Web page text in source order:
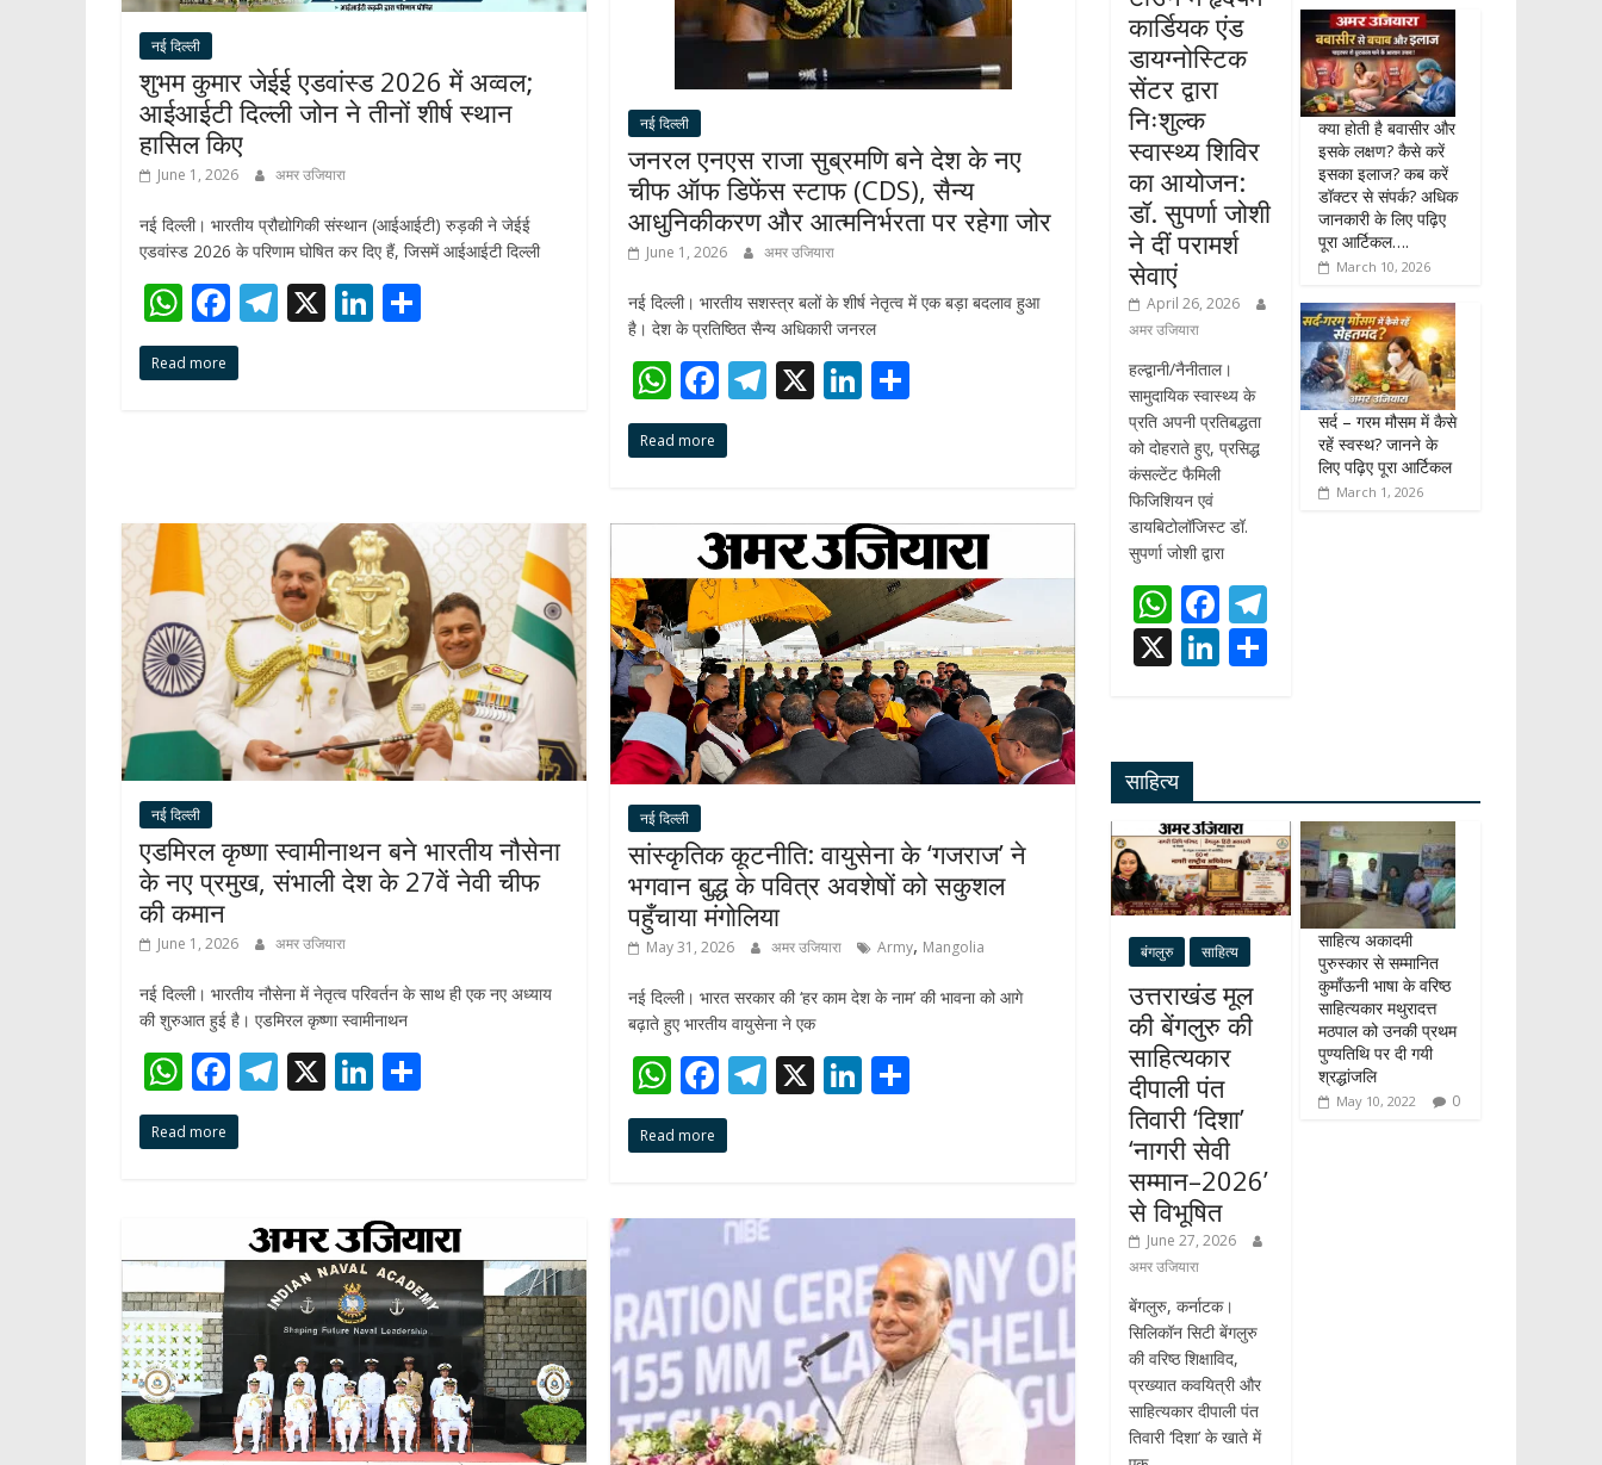
नई दिल्ली
शुभम कुमार जेईई एडवांस्ड 2026 में अव्वल;
आईआईटी दिल्ली जोन ने तीनों शीर्ष स्थान
हासिल किए
June 1, 2026 अमर उजियारा
नई दिल्ली। भारतीय प्रौद्योगिकी संस्थान (आईआईटी) रुड़की ने जेईई
एडवांस्ड 2026 के परिणाम घोषित कर दिए हैं, जिसमें आईआईटी दिल्ली
W
h
at
p
F
ac
e
k
T X Li
Read more
नई दिल्ली
जनरल एनएस राजा सुब्रमणि बने देश के नए
चीफ ऑफ डिफेंस स्टाफ (CDS), सैन्य
आधुनिकीकरण और आत्मनिर्भरता पर रहेगा जोर
June 1, 2026 अमर उजियारा
नई दिल्ली। भारतीय सशस्त्र बलों के शीर्ष नेतृत्व में एक बड़ा बदलाव हुआ
है। देश के प्रतिष्ठित सैन्य अधिकारी जनरल
W
h
at
A
p
p
F
ac
e
o
o
k
T
a
m
X Li
dI
n
Read more
नई दिल्ली
एडमिरल कृष्णा स्वामीनाथन बने भारतीय नौसेना
के नए प्रमुख, संभाली देश के 27वें नेवी चीफ
की कमान
June 1, 2026 अमर उजियारा
नई दिल्ली। भारतीय नौसेना में नेतृत्व परिवर्तन के साथ ही एक नए अध्याय
की शुरुआत हुई है। एडमिरल कृष्णा स्वामीनाथन
W
h
at
p
p
F
ac
e
o
k
T
a
m
X Li
dI
n
Read more
नई दिल्ली
सांस्कृतिक कूटनीति: वायुसेना के ‘गजराज’ ने
भगवान बुद्ध के पवित्र अवशेषों को सकुशल
पहुँचाया मंगोलिया
May 31, 2026 अमर उजियारा Army, Mangolia
नई दिल्ली। भारत सरकार की ‘हर काम देश के नाम’ की भावना को आगे
बढ़ाते हुए भारतीय वायुसेना ने एक
W
h
at
A
p
F
ac
e
o
k
T
a
m
X Li
dI
n
Read more
कार्डियक एंड
डायग्नोस्टिक
सेंटर द्वारा
निःशुल्क
स्वास्थ्य शिविर
का आयोजन:
डॉ. सुपर्णा जोशी
ने दीं परामर्श
सेवाएं
April 26, 2026
अमर उजियारा
हल्द्वानी/नैनीताल।
सामुदायिक स्वास्थ्य के
प्रति अपनी प्रतिबद्धता
को दोहराते हुए, प्रसिद्ध
कंसल्टेंट फैमिली
फिजिशियन एवं
डायबिटोलॉजिस्ट डॉ.
सुपर्णा जोशी द्वारा
W
h
at
A
p
p
F
ac
e
o
k
m
X Li
dI
n
क्या होती है बवासीर और
इसके लक्षण? कैसे करें
इसका इलाज? कब करें
डॉक्टर से संपर्क? अधिक
जानकारी के लिए पढ़िए
पूरा आर्टिकल….
March 10, 2026
सर्द – गरम मौसम में कैसे
रहें स्वस्थ? जानने के
लिए पढ़िए पूरा आर्टिकल
March 1, 2026
साहित्य
बंगलुरु साहित्य
उत्तराखंड मूल
की बेंगलुरु की
साहित्यकार
दीपाली पंत
तिवारी ‘दिशा’
‘नागरी सेवी
सम्मान–2026’
से विभूषित
June 27, 2026
अमर उजियारा
बेंगलुरु, कर्नाटक।
सिलिकॉन सिटी बेंगलुरु
की वरिष्ठ शिक्षाविद,
प्रख्यात कवयित्री और
साहित्यकार दीपाली पंत
तिवारी ‘दिशा’ के खाते में
साहित्य अकादमी
पुरुस्कार से सम्मानित
कुमाँऊनी भाषा के वरिष्ठ
साहित्यकार मथुरादत्त
मठपाल को उनकी प्रथम
पुण्यतिथि पर दी गयी
श्रद्धांजलि
May 10, 2022 0